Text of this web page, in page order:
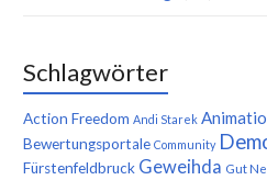
Schlagwörter
Action Freedom Andi Starek
Bewertungsportale Community
Fürstenfeldbruck Geweihda Gut